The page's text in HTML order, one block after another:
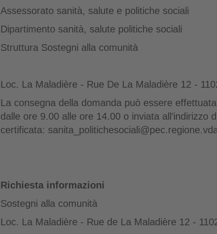
Assessorato sanità, salute e politiche sociali
Dipartimento sanità, salute politiche sociali
Struttura Sostegni alla comunità
Loc. La Maladière - Rue De La Maladière 12 -
La consegna della domanda può essere
dalle ore 9.00 alle ore 14.00 o inviata all’indirizzo
certificata:
Richiesta informazioni
Sostegni alla comunità
Loc. La Maladière - Rue de La Maladière 12 -